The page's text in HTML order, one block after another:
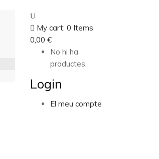
My cart: 0 Items
0,00 €
No hi ha
productes.
Login
El meu compte